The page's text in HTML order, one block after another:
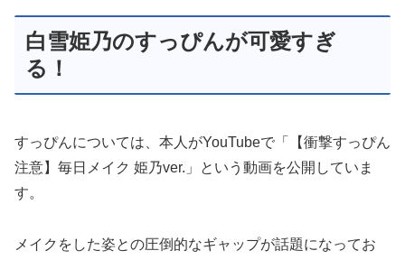
白雪姫乃のすっぴんが可愛すぎ
る！
すっぴんについては、本人がYouTubeで「【衝撃すっぴん
注意】毎日メイク 姫乃ver.」という動画を公開していま
す。
メイクをした姿との圧倒的なギャップが話題になってお